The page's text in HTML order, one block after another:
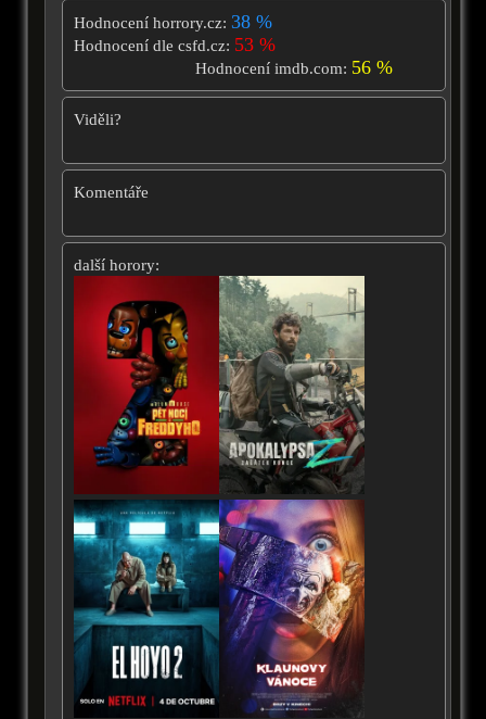
Hodnocení horrory.cz: 38 %
Hodnocení dle csfd.cz: 53 %
Hodnocení imdb.com: 56 %
Viděli?
Komentáře
další horory: